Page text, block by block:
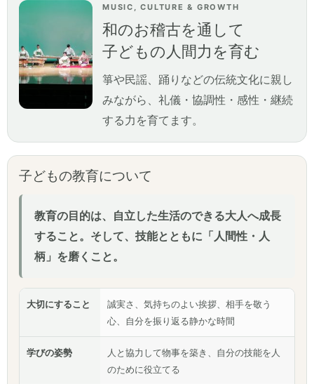
MUSIC, CULTURE & GROWTH
和のお稽古を通して
子どもの人間力を育む
箏や民謡、踊りなどの伝統文化に親し
みながら、礼儀・協調性・感性・継続
する力を育てます。
子どもの教育について
教育の目的は、自立した生活のできる大人へ成長
すること。そして、技能とともに「人間性・人
柄」を磨くこと。
大切にすること
誠実さ、気持ちのよい挨拶、相手を敬う
心、自分を振り返る静かな時間
学びの姿勢
人と協力して物事を築き、自分の技能を人
のために役立てる